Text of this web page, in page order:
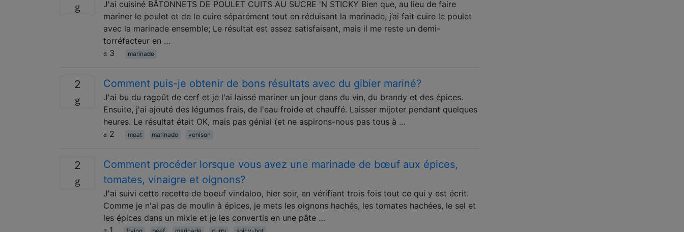
J'ai cuisiné BÂTONNETS DE POULET CUITS AU SUCRE 'N STICKY Bien que, au lieu de faire
mariner le poulet et de le cuire séparément tout en réduisant la marinade, j’ai fait cuire le poulet
avec la marinade ensemble; Le résultat est assez satisfaisant, mais il me reste un demi-
torréfacteur en …
3
marinade
2 Comment puis-je obtenir de bons résultats avec du gibier mariné?
J'ai bu du ragoût de cerf et je l'ai laissé mariner un jour dans du vin, du brandy et des épices.
Ensuite, j'ai ajouté des légumes frais, de l'eau froide et chauffé. Laisser mijoter pendant quelques
heures. Le résultat était OK, mais pas génial (et ne aspirons-nous pas tous à …
2
meat marinade venison
2
Comment procéder lorsque vous avez une marinade de bœuf aux épices,
tomates, vinaigre et oignons?
J'ai suivi cette recette de boeuf vindaloo, hier soir, en vérifiant trois fois tout ce qui y est écrit.
Comme je n'ai pas de moulin à épices, je mets les oignons hachés, les tomates hachées, le sel et
les épices dans un mixie et je les convertis en une pâte …
1